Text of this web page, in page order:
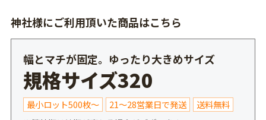
神社様にご利用頂いた商品はこちら
幅とマチが固定。ゆったり大きめサイズ
規格サイズ320
最小ロット500枚～ 21～28営業日で発送
送料無料